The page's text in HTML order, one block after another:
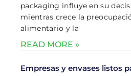
packaging influye en su
mientras crece la
alimentario y la
READ MORE »
Empresas y envases listos